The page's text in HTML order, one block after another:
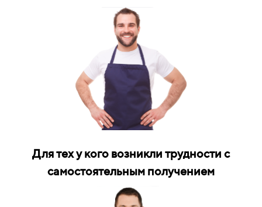
Для тех у кого возникли трудности с
самостоятельным получением